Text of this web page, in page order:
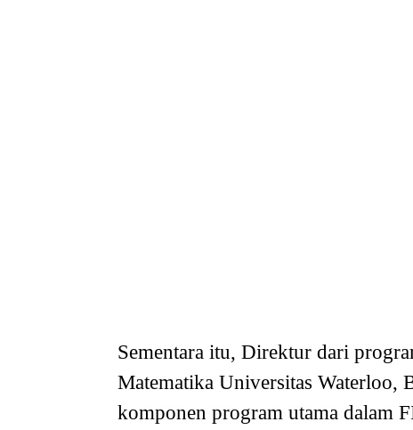
Sementara itu, Direktur dari
Matematika Universitas Waterloo,
komponen program utama dalam